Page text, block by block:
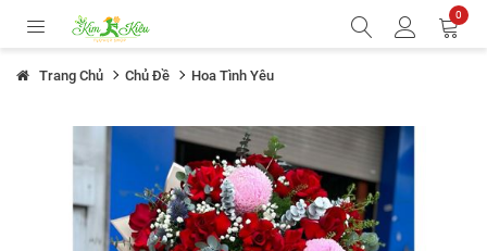
0
Trang Chủ Chủ Đề Hoa Tình Yêu